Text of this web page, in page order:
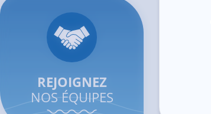
REJOIGNEZ
NOS ÉQUIPES